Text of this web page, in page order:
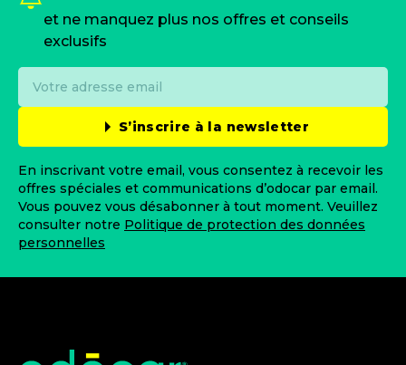
et ne manquez plus nos offres et conseils
exclusifs
S’inscrire à la newsletter
En inscrivant votre email, vous consentez à recevoir les
offres spéciales et communications d’odocar par email.
Vous pouvez vous désabonner à tout moment. Veuillez
consulter notre Politique de protection des données
personnelles